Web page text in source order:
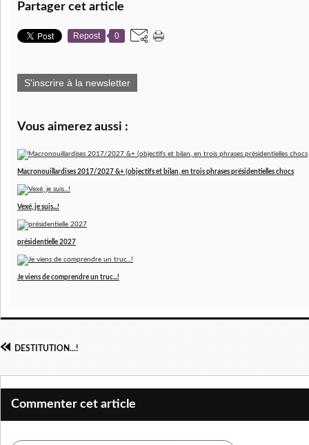
Partager cet article
Repost 0
S'inscrire à la newsletter
Vous aimerez aussi :
Macronouillardises 2017/2027 &+ (objectifs et bilan, en trois phrases présidentielles chocs
Vexé, je suis...!
présidentielle 2027
Je viens de comprendre un truc...!
DESTITUTION...!
Commenter cet article